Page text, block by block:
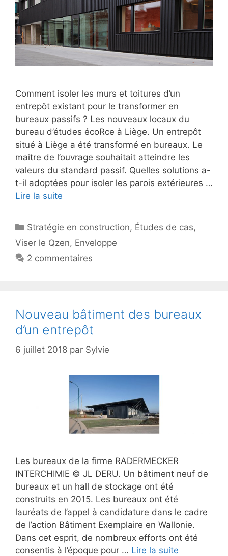
Comment isoler les murs et toitures d’un
entrepôt existant pour le transformer en
bureaux passifs ? Les nouveaux locaux du
bureau d’études écoRce à Liège. Un entrepôt
situé à Liège a été transformé en bureaux. Le
maître de l’ouvrage souhaitait atteindre les
valeurs du standard passif. Quelles solutions a-
t-il adoptées pour isoler les parois extérieures …
Lire la suite
Catégories
Stratégie en construction, Études de cas,
Viser le Qzen, Enveloppe
2 commentaires
Nouveau bâtiment des bureaux
d’un entrepôt
6 juillet 2018 par Sylvie
Les bureaux de la firme RADERMECKER
INTERCHIMIE © JL DERU. Un bâtiment neuf de
bureaux et un hall de stockage ont été
construits en 2015. Les bureaux ont été
lauréats de l’appel à candidature dans le cadre
de l’action Bâtiment Exemplaire en Wallonie.
Dans cet esprit, de nombreux efforts ont été
consentis à l’époque pour … Lire la suite